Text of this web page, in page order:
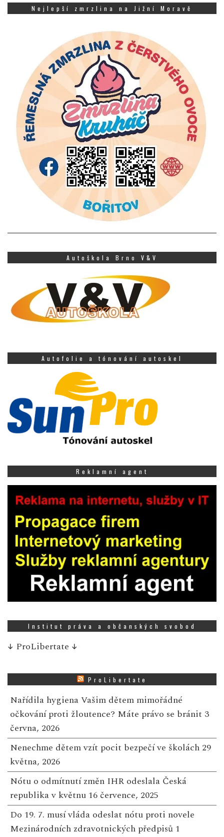
Nejlepší zmrzlina na Jižní Moravě
Autoškola Brno V&V
Autofolie a tónování autoskel
Reklamní agent
Institut práva a občanských svobod
↓ ProLibertate ↓
ProLibertate
Nařídila hygiena Vašim dětem mimořádné
očkování proti žloutence? Máte právo se bránit 3
června, 2026
Nenechme dětem vzít pocit bezpečí ve školách 29
května, 2026
Nótu o odmítnutí změn IHR odeslala Česká
republika v květnu 16 července, 2025
Do 19. 7. musí vláda odeslat nótu proti novele
Mezinárodních zdravotnických předpisů 1